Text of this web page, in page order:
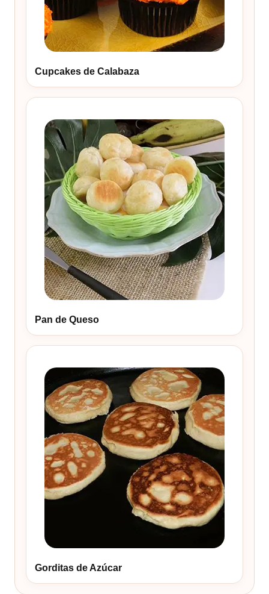
Cupcakes de Calabaza
Pan de Queso
Gorditas de Azúcar